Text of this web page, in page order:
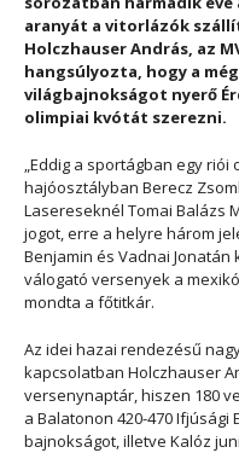
aranyát a vitorlázók
Holczhauser András, az
hangsúlyozta, hogy a
világbajnokságot nyerő
olimpiai kvótát szerezni.
„Eddig a sportágban egy
hajóosztályban Berecz
Lasereseknél Tomai Balázs
jogot, erre a helyre három
Benjamin és Vadnai
válogató versenyek a
mondta a főtitkár.
Az idei hazai rendezésű
kapcsolatban Holczhauser
versenynaptár, hiszen 180
a Balatonon 420-470
bajnokságot, illetve Kalóz